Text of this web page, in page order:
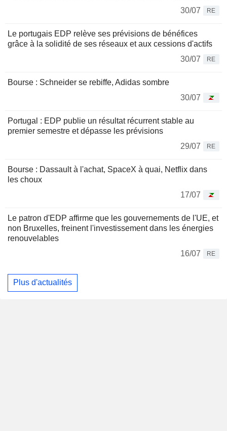
30/07
RE
Le portugais EDP relève ses prévisions de bénéfices
grâce à la solidité de ses réseaux et aux cessions d'actifs
30/07
RE
Bourse : Schneider se rebiffe, Adidas sombre
30/07
Portugal : EDP publie un résultat récurrent stable au
premier semestre et dépasse les prévisions
29/07
RE
Bourse : Dassault à l'achat, SpaceX à quai, Netflix dans
les choux
17/07
Le patron d'EDP affirme que les gouvernements de l'UE, et
non Bruxelles, freinent l'investissement dans les énergies
renouvelables
16/07
RE
Plus d'actualités